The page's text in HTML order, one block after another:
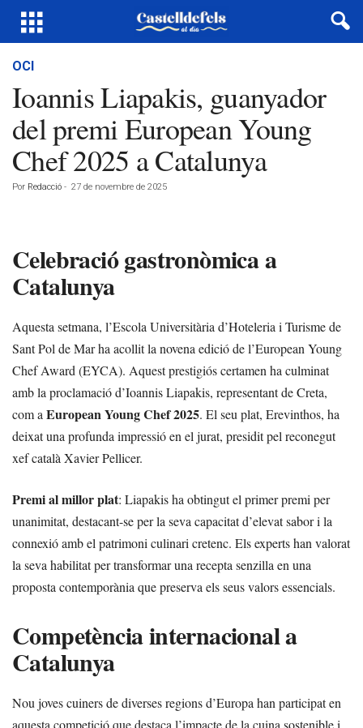
OCI
Ioannis Liapakis, guanyador
del premi European Young
Chef 2025 a Catalunya
Por Redacció - 27 de novembre de 2025
Celebració gastronòmica a
Catalunya
Aquesta setmana, l’Escola Universitària d’Hoteleria i Turisme de
Sant Pol de Mar ha acollit la novena edició de l’European Young
Chef Award (EYCA). Aquest prestigiós certamen ha culminat
amb la proclamació d’Ioannis Liapakis, representant de Creta,
com a European Young Chef 2025. El seu plat, Erevinthos, ha
deixat una profunda impressió en el jurat, presidit pel reconegut
xef català Xavier Pellicer.
Premi al millor plat: Liapakis ha obtingut el primer premi per
unanimitat, destacant-se per la seva capacitat d’elevat sabor i la
connexió amb el patrimoni culinari cretenc. Els experts han valorat
la seva habilitat per transformar una recepta senzilla en una
proposta contemporània que preserva els seus valors essencials.
Competència internacional a
Catalunya
Nou joves cuiners de diverses regions d’Europa han participat en
aquesta competició que destaca l’impacte de la cuina sostenible i